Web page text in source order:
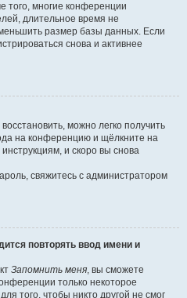
того, многие конференции
длительное время не
размер базы данных. Если
снова и активнее
можно легко получить
на конференцию и щёлкните на
и скоро вы снова
свяжитесь с администратором
повторять ввод имени и
Запомнить меня, вы сможете
только некоторое
того, чтобы никто другой не смог